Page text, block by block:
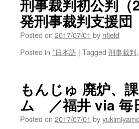
刑事裁判初公判
発刑事裁判支援団
Posted on 2017/07/01 by nfield
Posted in *日本語 | Tagged 刑事裁判,
もんじゅ 廃炉、
ム ／福井 via 毎
Posted on 2017/07/01 by